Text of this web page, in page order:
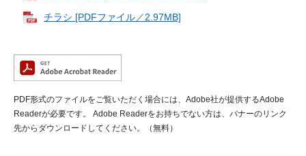
チラシ [PDFファイル／2.97MB]
PDF形式のファイルをご覧いただく場合には、Adobe社が提供するAdobe
Readerが必要です。
Adobe Readerをお持ちでない方は、バナーのリンク
先からダウンロードしてください。（無料）